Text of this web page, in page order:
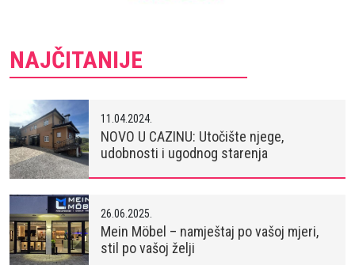
NAJČITANIJE
11.04.2024.
NOVO U CAZINU: Utočište njege,
udobnosti i ugodnog starenja
26.06.2025.
Mein Möbel – namještaj po vašoj mjeri,
stil po vašoj želji